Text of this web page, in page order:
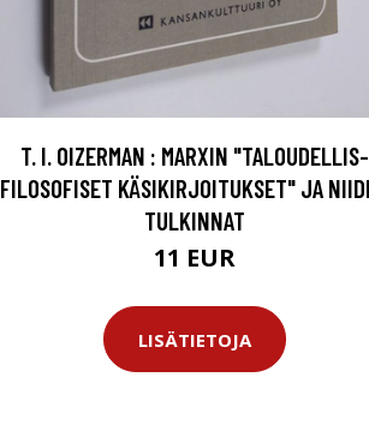
T. I. OIZERMAN : MARXIN "TALOUDELLIS-
FILOSOFISET KÄSIKIRJOITUKSET" JA
TULKINNAT
11 EUR
LISÄTIETOJA